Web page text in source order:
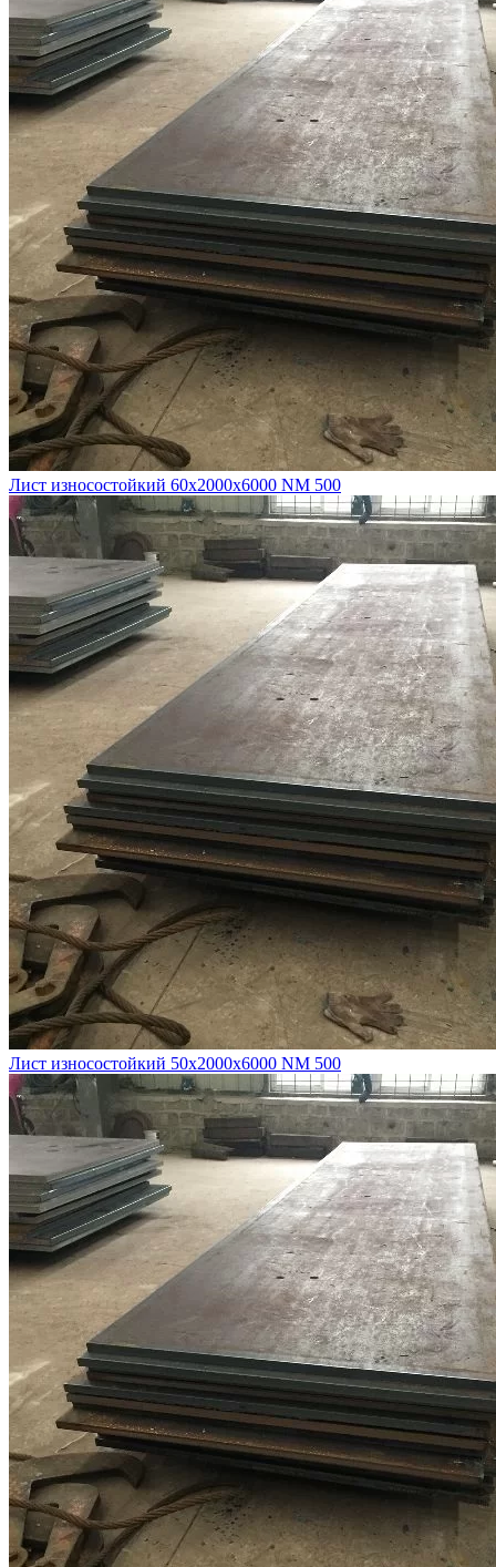
Лист износостойкий 60х2000х6000 NM 500
Лист износостойкий 50х2000х6000 NM 500